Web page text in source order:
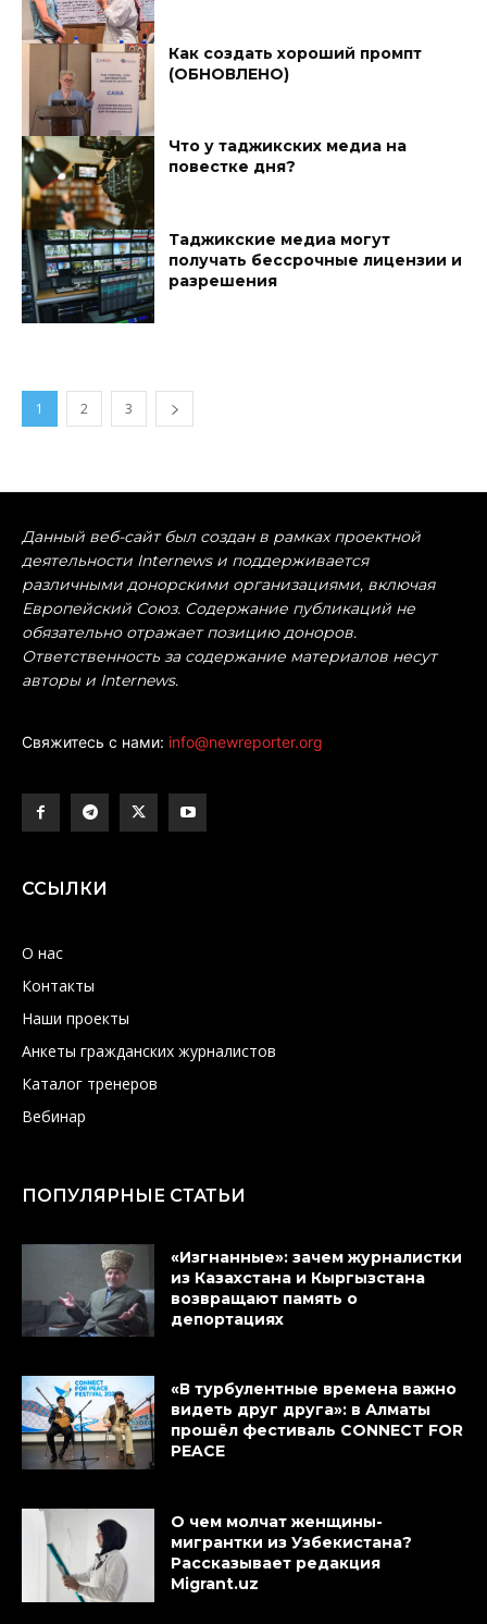
Как создать хороший промпт
(ОБНОВЛЕНО)
Что у таджикских медиа на
повестке дня?
Таджикские медиа могут
получать бессрочные лицензии и
разрешения
1 2 3
Данный веб-сайт был создан в рамках проектной
деятельности Internews и поддерживается
различными донорскими организациями, включая
Европейский Союз. Содержание публикаций не
обязательно отражает позицию доноров.
Ответственность за содержание материалов несут
авторы и Internews.
Свяжитесь с нами: info@newreporter.org
ССЫЛКИ
О нас
Контакты
Наши проекты
Анкеты гражданских журналистов
Каталог тренеров
Вебинар
ПОПУЛЯРНЫЕ СТАТЬИ
«Изгнанные»: зачем журналистки
из Казахстана и Кыргызстана
возвращают память о
депортациях
«В турбулентные времена важно
видеть друг друга»: в Алматы
прошёл фестиваль CONNECT FOR
PEACE
О чем молчат женщины-
мигрантки из Узбекистана?
Рассказывает редакция
Migrant.uz